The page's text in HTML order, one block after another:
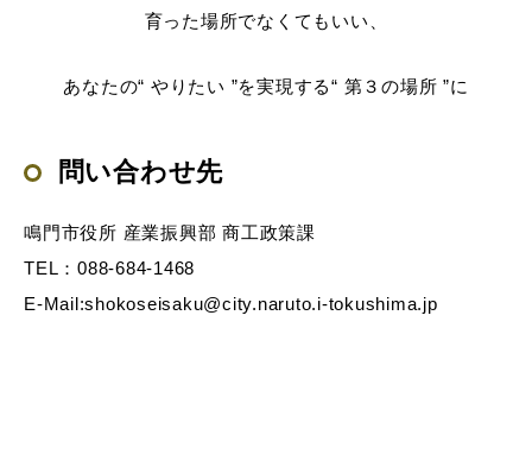
育った場所でなくてもいい、
あなたの“ やりたい ”を実現する“ 第３の場所 ”に
問い合わせ先
鳴門市役所 産業振興部 商工政策課
TEL：088-684-1468
E-Mail:shokoseisaku@city.naruto.i-tokushima.jp